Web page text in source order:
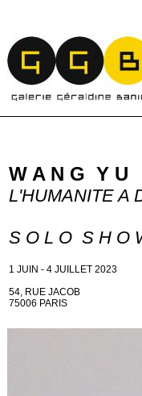
W A N G Y U
L'HUMANITE A
S O L O S H O
1 JUIN - 4 JUILLET 2023
54, RUE JACOB
75006 PARIS